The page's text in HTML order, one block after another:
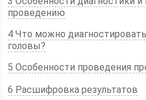
проведению
4 Что можно
головы?
5 Особенности проведения
6 Расшифровка результатов